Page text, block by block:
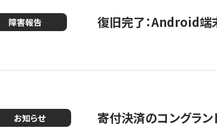
障害報告 復旧完了：Android端
お知らせ 寄付決済のコングラン